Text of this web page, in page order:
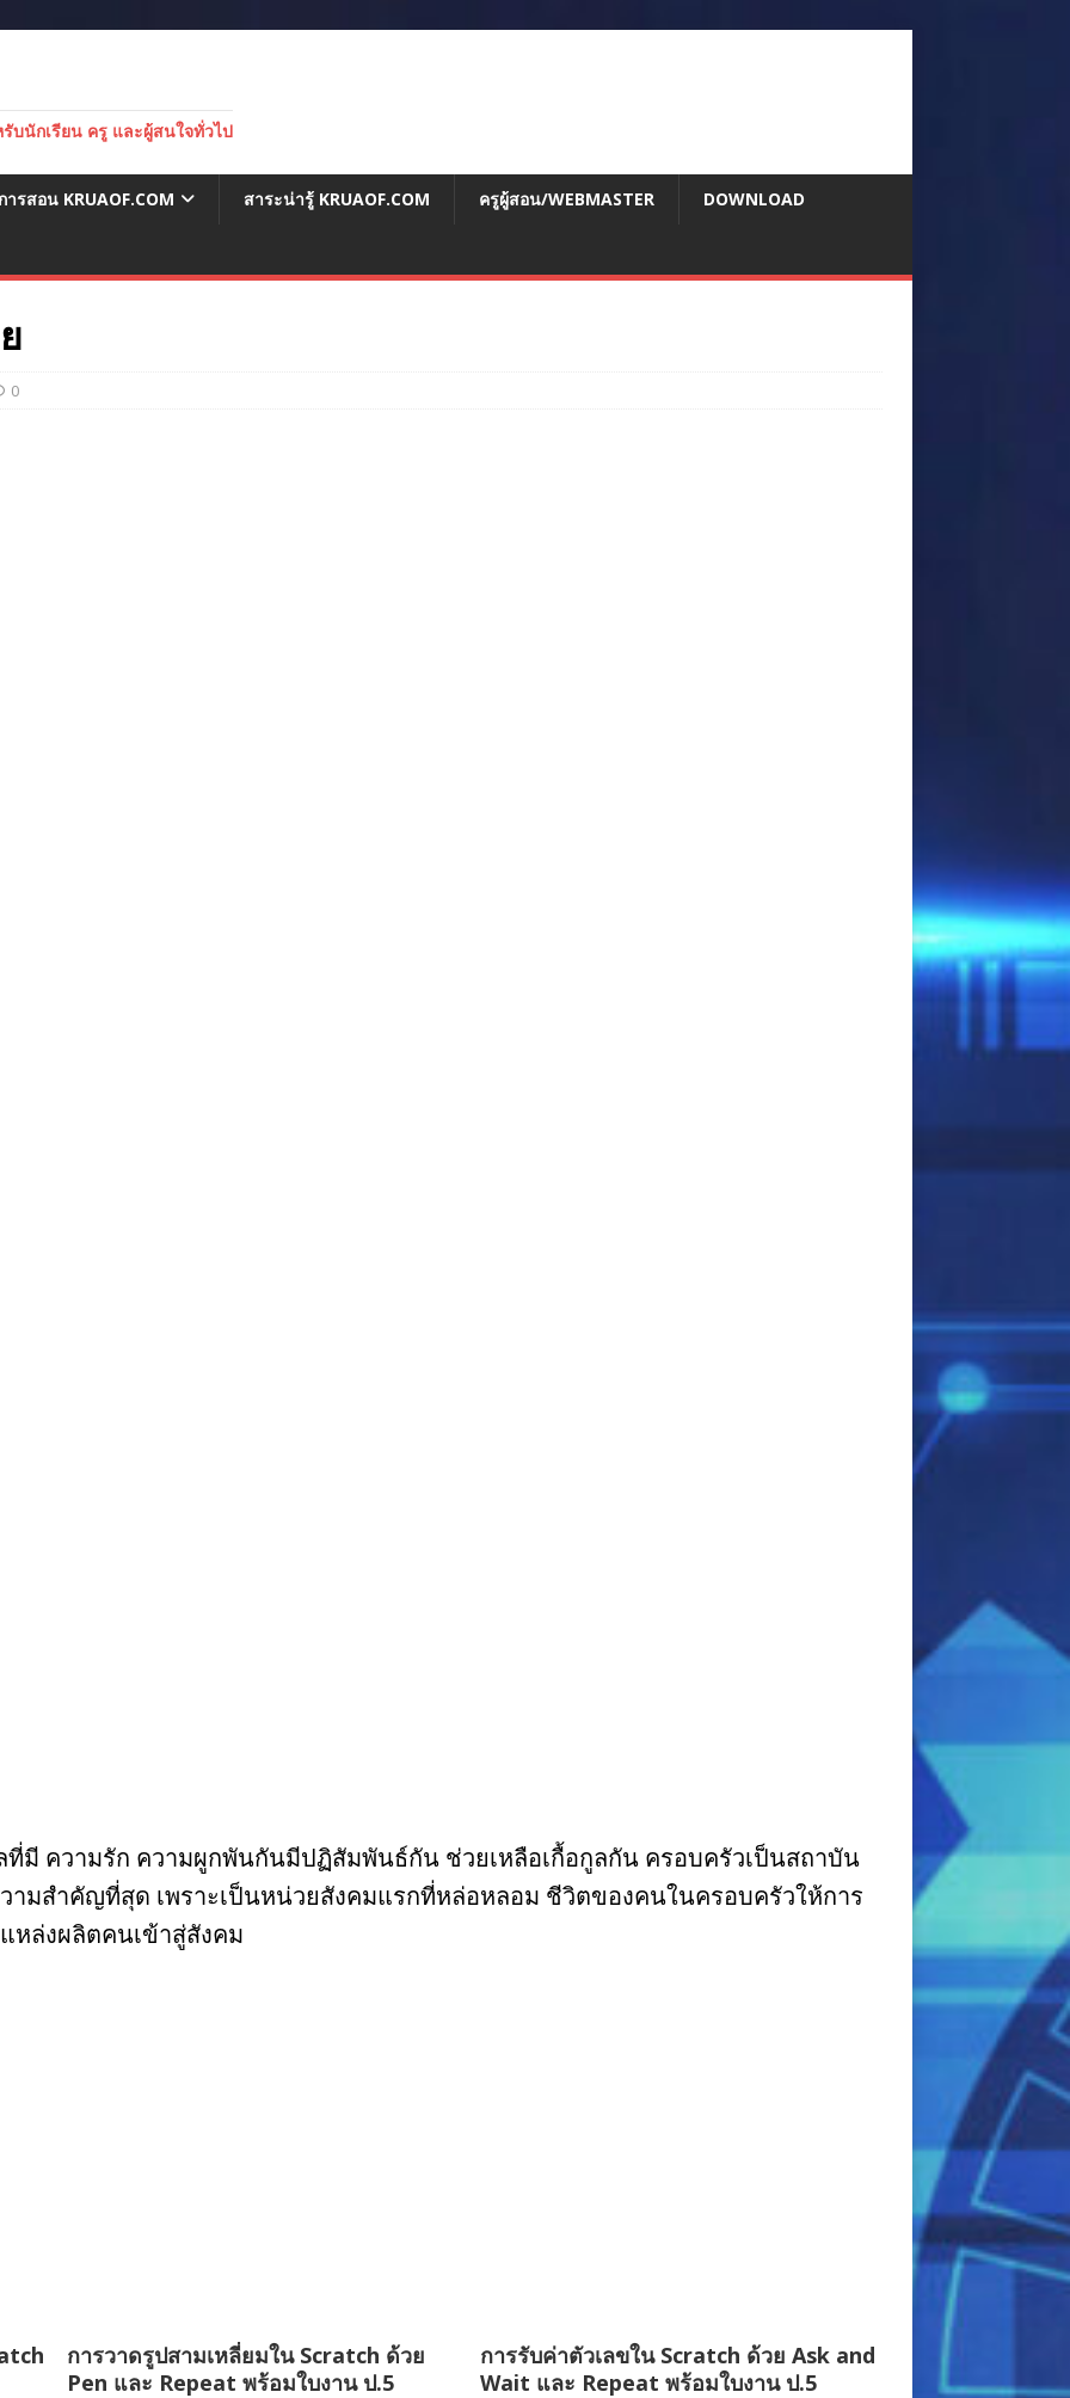
บนักเรียน ครู และผู้สนใจทั่วไป
ารสอน KRUAOF.COM สาระน่ารู้ KRUAOF.COM ครูผู้สอน/WEBMASTER DOWNLOAD
0
มี ความรัก ความผูกพันกันมีปฏิสัมพันธ์กัน ช่วยเหลือเกื้อกูลกัน ครอบครัวเป็นสถาบัน
มสำคัญที่สุด เพราะเป็นหน่วยสังคมแรกที่หล่อหลอม ชีวิตของคนในครอบครัวให้การ
หล่งผลิตคนเข้าสู่สังคม
การวาดรูปสามเหลี่ยมใน Scratch ด้วย
Pen และ Repeat พร้อมใบงาน ป.5
การรับค่าตัวเลขใน Scratch ด้วย Ask and
Wait และ Repeat พร้อมใบงาน ป.5